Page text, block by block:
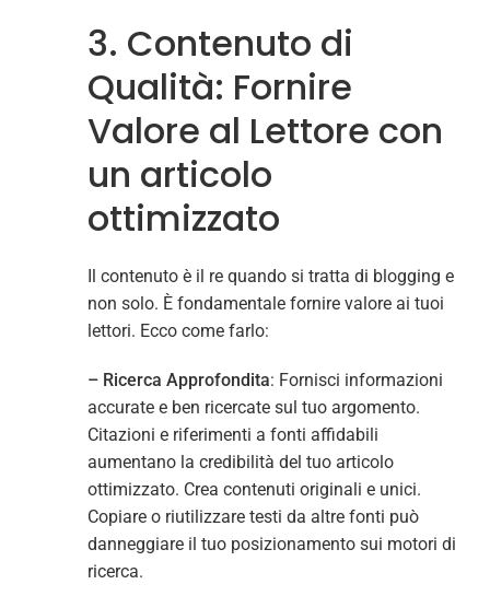
3. Contenuto di
Qualità: Fornire
Valore al Lettore con
un articolo
ottimizzato
Il contenuto è il re quando si tratta di blogging e
non solo. È fondamentale fornire valore ai tuoi
lettori. Ecco come farlo:
– Ricerca Approfondita: Fornisci informazioni
accurate e ben ricercate sul tuo argomento.
Citazioni e riferimenti a fonti affidabili
aumentano la credibilità del tuo articolo
ottimizzato. Crea contenuti originali e unici.
Copiare o riutilizzare testi da altre fonti può
danneggiare il tuo posizionamento sui motori di
ricerca.